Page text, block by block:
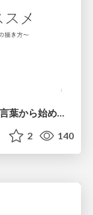
言葉の格闘技のススメ～紙とペンと言葉から始める、キャリアの描き方～
2 140